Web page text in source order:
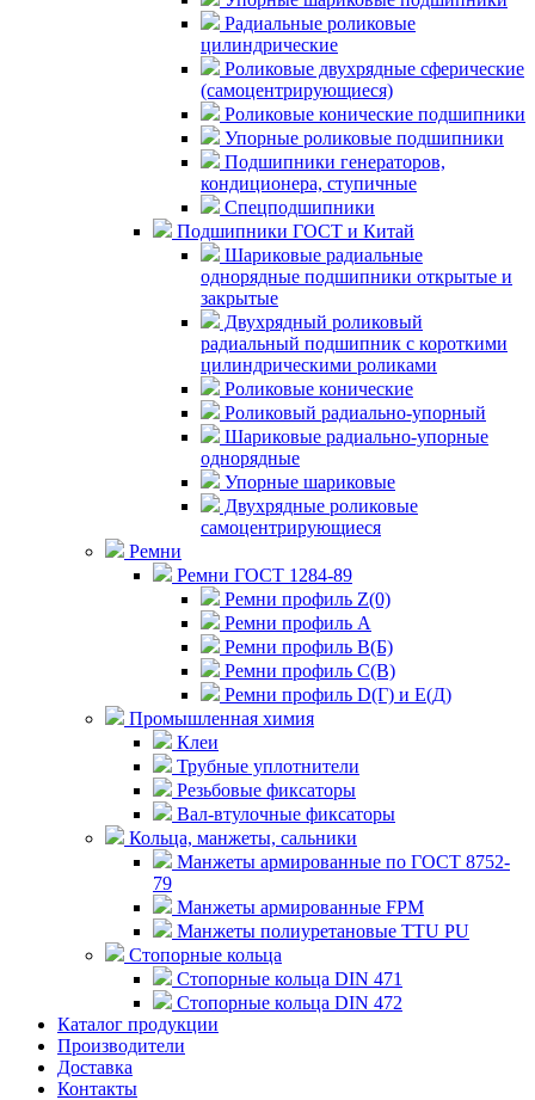
Радиальные роликовые
цилиндрические
Роликовые двухрядные сферические
(самоцентрирующиеся)
Роликовые конические подшипники
Упорные роликовые подшипники
Подшипники генераторов,
кондиционера, ступичные
Спецподшипники
Подшипники ГОСТ и Китай
Шариковые радиальные
однорядные подшипники открытые и
закрытые
Двухрядный роликовый
радиальный подшипник с короткими
цилиндрическими роликами
Роликовые конические
Роликовый радиально-упорный
Шариковые радиально-упорные
однорядные
Упорные шариковые
Двухрядные роликовые
самоцентрирующиеся
Ремни
Ремни ГОСТ 1284-89
Ремни профиль Z(0)
Ремни профиль А
Ремни профиль В(Б)
Ремни профиль С(В)
Ремни профиль D(Г) и E(Д)
Промышленная химия
Клеи
Трубные уплотнители
Резьбовые фиксаторы
Вал-втулочные фиксаторы
Кольца, манжеты, сальники
Манжеты армированные по ГОСТ 8752-
79
Манжеты армированные FPM
Манжеты полиуретановые TTU PU
Стопорные кольца
Стопорные кольца DIN 471
Стопорные кольца DIN 472
Каталог продукции
Производители
Доставка
Контакты